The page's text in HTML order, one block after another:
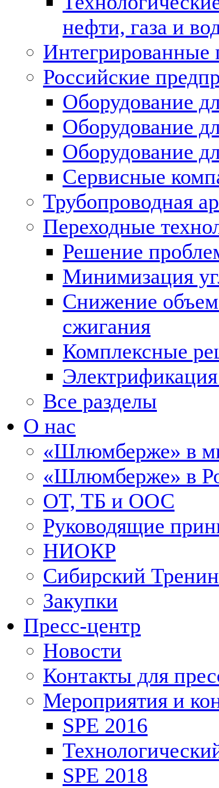
нефти, газа и
Российские
Оборудование
Оборудование
Оборудование
Сервисные
Трубопроводная
Переходные
Решение
Минимизация
Снижение
сжигания
Комплексные
Все разделы
О нас
«Шлюмберже» в
«Шлюмберже» в
ОТ, ТБ и ООС
Руководящие
НИОКР
Сибирский
Закупки
Пресс-центр
Новости
Контакты для
Мероприятия и
SPE 2016
SPE 2018